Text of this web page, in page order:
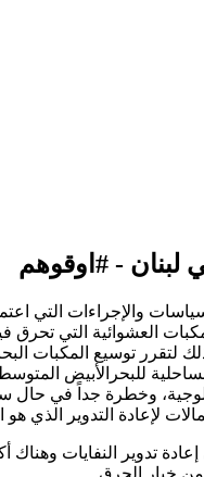
لبنان - # اوقوهم
والإجراءات التي
العشوائية التي
الساحلية للبحرالأبيض
وخطرة جداً في
لإعادة التدوير الذي هو